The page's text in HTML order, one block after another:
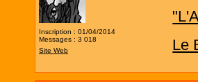
Inscription : 01/04/2014
Messages : 3 018
Site Web
Le